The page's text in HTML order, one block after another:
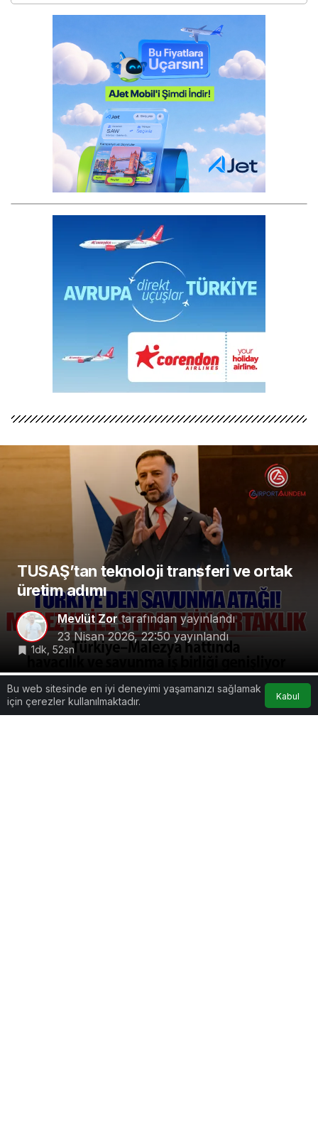
TUSAŞ’tan teknoloji transferi ve ortak
üretim adımı
Mevlüt Zortarafından yayınlandı
23 Nisan 2026, 22:50yayınlandı
1dk, 52sn
Google'da Abone Ol
Bu web sitesinde en iyi deneyimi yaşamanızı sağlamak
için çerezler kullanılmaktadır.
Kabul